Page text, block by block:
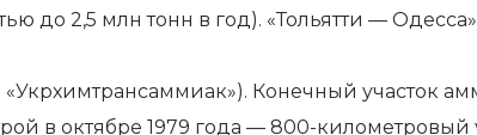
до 2,5 млн тонн в год). «Тольятти —
Конечный участок
в октябре 1979 года — 800-километровый